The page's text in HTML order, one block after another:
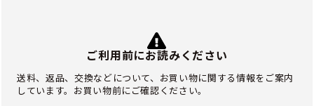
ご利用前にお読みください
送料、返品、交換などについて、お買い物に関する情報をご案内
しています。お買い物前にご確認ください。